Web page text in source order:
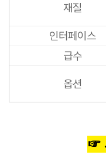
재질
인터페이스
급수
옵션
☞